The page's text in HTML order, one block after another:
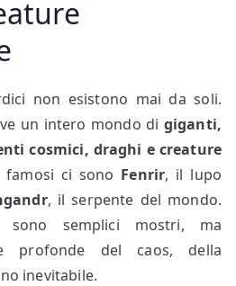
non esistono mai da soli.
un intero mondo di giganti,
cosmici, draghi e creature
ci sono Fenrir, il lupo
, il serpente del mondo.
sono semplici mostri, ma
profonde del caos, della
inevitabile.